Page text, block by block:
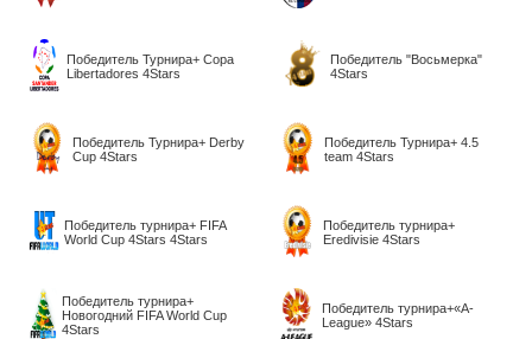
Победитель Турнира+ Copa
Libertadores 4Stars
Победитель "Восьмерка"
4Stars
Победитель Турнира+ Derby
Cup 4Stars
Победитель Турнира+ 4.5
team 4Stars
Победитель турнира+ FIFA
World Cup 4Stars 4Stars
Победитель турнира+
Eredivisie 4Stars
Победитель турнира+
Новогодний FIFA World Cup
4Stars
Победитель турнира+«A-
League» 4Stars